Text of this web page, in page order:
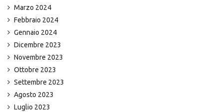
Marzo 2024
Febbraio 2024
Gennaio 2024
Dicembre 2023
Novembre 2023
Ottobre 2023
Settembre 2023
Agosto 2023
Luglio 2023